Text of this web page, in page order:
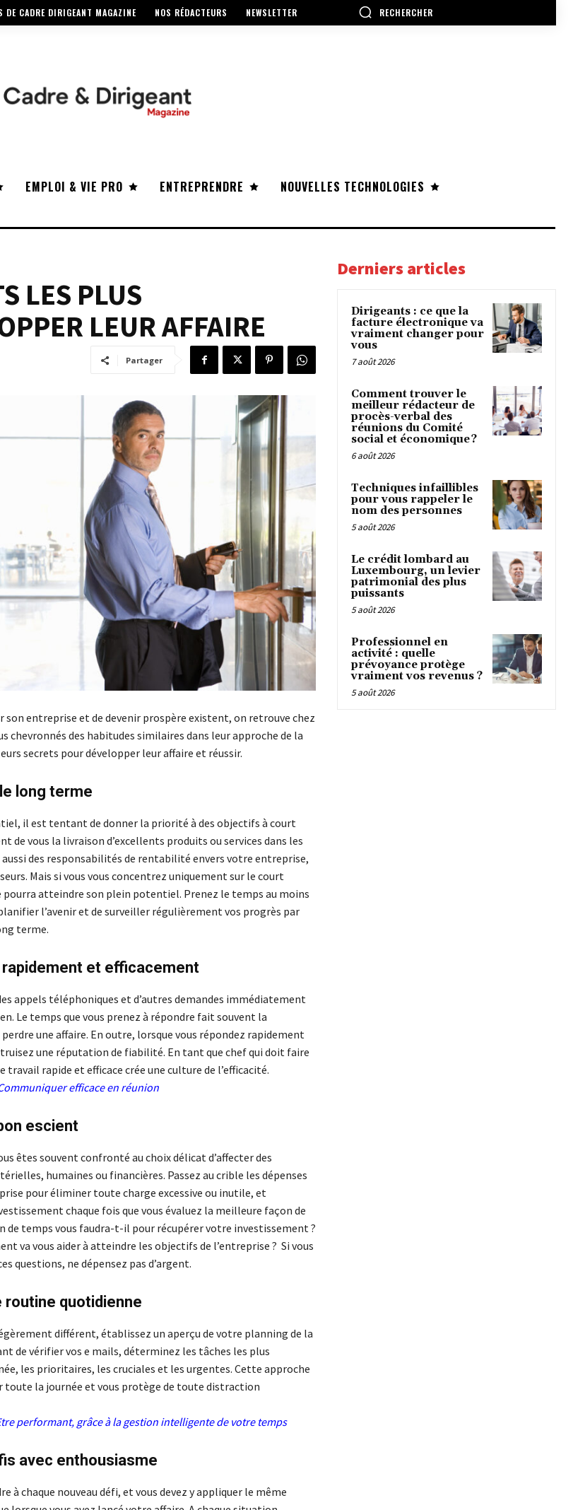
DE CADRE DIRIGEANT MAGAZINE NOS RÉDACTEURS NEWSLETTER RECHERCHER
EMPLOI & VIE PRO ENTREPRENDRE
NOUVELLES TECHNOLOGIES
LES PLUS
LEUR AFFAIRE
Partager
son entreprise et de devenir prospère existent, on retrouve chez
chevronnés des habitudes similaires dans leur approche de la
secrets pour développer leur affaire et réussir.
long terme
il est tentant de donner la priorité à des objectifs à court
de vous la livraison d’excellents produits ou services dans les
aussi des responsabilités de rentabilité envers votre entreprise,
Mais si vous vous concentrez uniquement sur le court
atteindre son plein potentiel. Prenez le temps au moins
l’avenir et de surveiller régulièrement vos progrès par
terme.
et efficacement
appels téléphoniques et d’autres demandes immédiatement
Le temps que vous prenez à répondre fait souvent la
une affaire. En outre, lorsque vous répondez rapidement
une réputation de fiabilité. En tant que chef qui doit faire
travail rapide et efficace crée une culture de l’efficacité.
efficace en réunion
escient
êtes souvent confronté au choix délicat d’affecter des
humaines ou financières. Passez au crible les dépenses
pour éliminer toute charge excessive ou inutile, et
chaque fois que vous évaluez la meilleure façon de
de temps vous faudra-t-il pour récupérer votre investissement ?
va vous aider à atteindre les objectifs de l’entreprise ? Si vous
questions, ne dépensez pas d’argent.
quotidienne
différent, établissez un aperçu de votre planning de la
de vérifier vos e mails, déterminez les tâches les plus
les prioritaires, les cruciales et les urgentes. Cette approche
toute la journée et vous protège de toute distraction
performant, grâce à la gestion intelligente de votre temps
avec enthousiasme
à chaque nouveau défi, et vous devez y appliquer le même
Derniers articles
Dirigeants : ce que la
facture électronique va
vraiment changer pour
vous
7 août 2026
Comment trouver le
meilleur rédacteur de
procès-verbal des
réunions du Comité
social et économique ?
6 août 2026
Techniques infaillibles
pour vous rappeler le
nom des personnes
5 août 2026
Le crédit lombard au
Luxembourg, un levier
patrimonial des plus
puissants
5 août 2026
Professionnel en
activité : quelle
prévoyance protège
vraiment vos revenus ?
5 août 2026